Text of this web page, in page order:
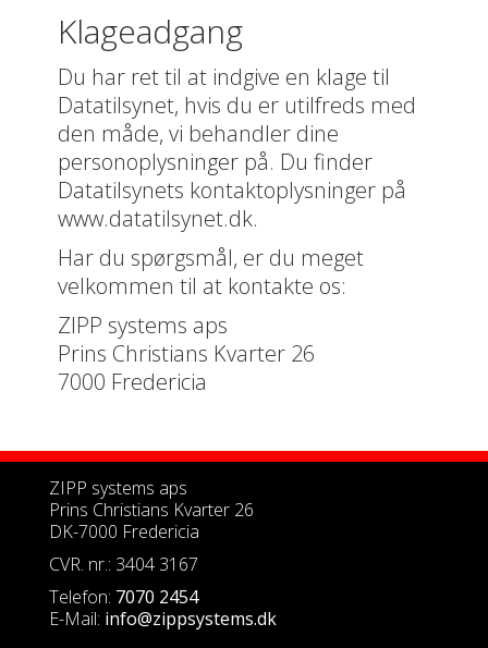
Klageadgang
Du har ret til at indgive en klage til
Datatilsynet, hvis du er utilfreds med
den måde, vi behandler dine
personoplysninger på. Du finder
Datatilsynets kontaktoplysninger på
www.datatilsynet.dk.
Har du spørgsmål, er du meget
velkommen til at kontakte os:
ZIPP systems aps
Prins Christians Kvarter 26
7000 Fredericia
ZIPP systems aps
Prins Christians Kvarter 26
DK-7000 Fredericia
CVR. nr.: 3404 3167
Telefon: 7070 2454
E-Mail: info@zippsystems.dk